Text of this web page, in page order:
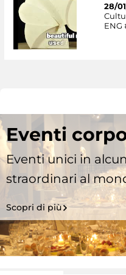
28/
ENG
Eventi
Eventi unici in
straordinari al
Scopri di più